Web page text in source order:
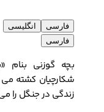
فارسی
انگلیسی
فارسی
بچه گوزنى بنام
شکارچیان کشته می
زندگى در جنگل را